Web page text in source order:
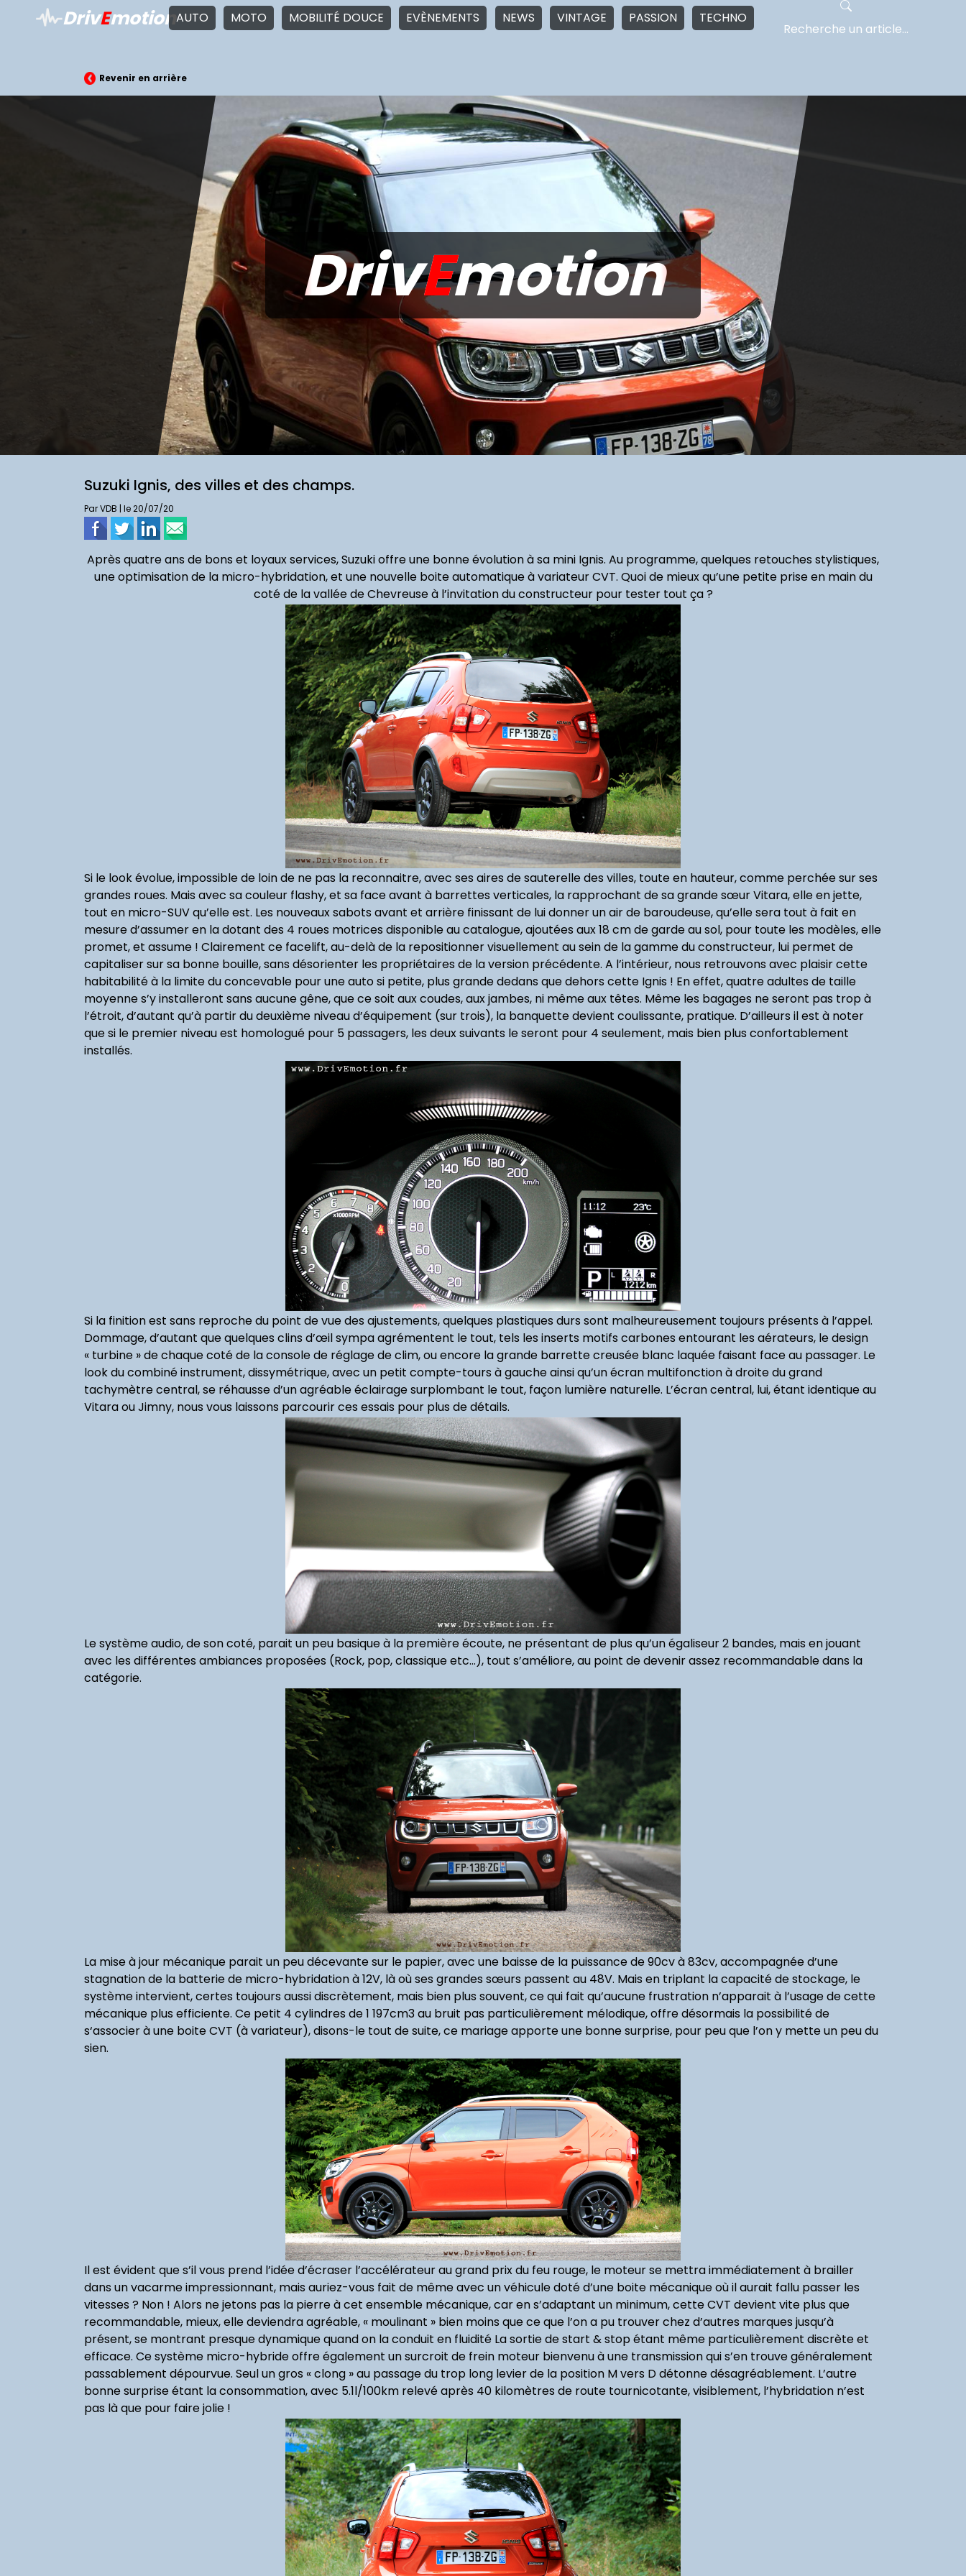
DrivEmotionAUTO MOTO MOBILITÉ DOUCE EVÈNEMENTS NEWS VINTAGE PASSION TECHNO
Revenir en arrière
DrivEmotion
Suzuki Ignis, des villes et des champs.
Par VDB | le 20/07/20
Après quatre ans de bons et loyaux services, Suzuki offre une bonne évolution à sa mini Ignis. Au programme, quelques retouches stylistiques,
une optimisation de la micro-hybridation, et une nouvelle boite automatique à variateur CVT. Quoi de mieux qu’une petite prise en main du
coté de la vallée de Chevreuse à l’invitation du constructeur pour tester tout ça ?
Si le look évolue, impossible de loin de ne pas la reconnaitre, avec ses aires de sauterelle des villes, toute en hauteur, comme perchée sur ses
grandes roues. Mais avec sa couleur flashy, et sa face avant à barrettes verticales, la rapprochant de sa grande sœur Vitara, elle en jette,
tout en micro-SUV qu’elle est. Les nouveaux sabots avant et arrière finissant de lui donner un air de baroudeuse, qu’elle sera tout à fait en
mesure d’assumer en la dotant des 4 roues motrices disponible au catalogue, ajoutées aux 18 cm de garde au sol, pour toute les modèles, elle
promet, et assume ! Clairement ce facelift, au-delà de la repositionner visuellement au sein de la gamme du constructeur, lui permet de
capitaliser sur sa bonne bouille, sans désorienter les propriétaires de la version précédente. A l’intérieur, nous retrouvons avec plaisir cette
habitabilité à la limite du concevable pour une auto si petite, plus grande dedans que dehors cette Ignis ! En effet, quatre adultes de taille
moyenne s’y installeront sans aucune gêne, que ce soit aux coudes, aux jambes, ni même aux têtes. Même les bagages ne seront pas trop à
l’étroit, d’autant qu’à partir du deuxième niveau d’équipement (sur trois), la banquette devient coulissante, pratique. D’ailleurs il est à noter
que si le premier niveau est homologué pour 5 passagers, les deux suivants le seront pour 4 seulement, mais bien plus confortablement
installés.
Si la finition est sans reproche du point de vue des ajustements, quelques plastiques durs sont malheureusement toujours présents à l’appel.
Dommage, d’autant que quelques clins d’œil sympa agrémentent le tout, tels les inserts motifs carbones entourant les aérateurs, le design
« turbine » de chaque coté de la console de réglage de clim, ou encore la grande barrette creusée blanc laquée faisant face au passager. Le
look du combiné instrument, dissymétrique, avec un petit compte-tours à gauche ainsi qu’un écran multifonction à droite du grand
tachymètre central, se réhausse d’un agréable éclairage surplombant le tout, façon lumière naturelle. L’écran central, lui, étant identique au
Vitara ou Jimny, nous vous laissons parcourir ces essais pour plus de détails.
Le système audio, de son coté, parait un peu basique à la première écoute, ne présentant de plus qu’un égaliseur 2 bandes, mais en jouant
avec les différentes ambiances proposées (Rock, pop, classique etc…), tout s’améliore, au point de devenir assez recommandable dans la
catégorie.
La mise à jour mécanique parait un peu décevante sur le papier, avec une baisse de la puissance de 90cv à 83cv, accompagnée d’une
stagnation de la batterie de micro-hybridation à 12V, là où ses grandes sœurs passent au 48V. Mais en triplant la capacité de stockage, le
système intervient, certes toujours aussi discrètement, mais bien plus souvent, ce qui fait qu’aucune frustration n’apparait à l’usage de cette
mécanique plus efficiente. Ce petit 4 cylindres de 1 197cm3 au bruit pas particulièrement mélodique, offre désormais la possibilité de
s‘associer à une boite CVT (à variateur), disons-le tout de suite, ce mariage apporte une bonne surprise, pour peu que l’on y mette un peu du
sien.
Il est évident que s’il vous prend l’idée d’écraser l’accélérateur au grand prix du feu rouge, le moteur se mettra immédiatement à brailler
dans un vacarme impressionnant, mais auriez-vous fait de même avec un véhicule doté d’une boite mécanique où il aurait fallu passer les
vitesses ? Non ! Alors ne jetons pas la pierre à cet ensemble mécanique, car en s’adaptant un minimum, cette CVT devient vite plus que
recommandable, mieux, elle deviendra agréable, « moulinant » bien moins que ce que l’on a pu trouver chez d’autres marques jusqu’à
présent, se montrant presque dynamique quand on la conduit en fluidité La sortie de start & stop étant même particulièrement discrète et
efficace. Ce système micro-hybride offre également un surcroit de frein moteur bienvenu à une transmission qui s’en trouve généralement
passablement dépourvue. Seul un gros « clong » au passage du trop long levier de la position M vers D détonne désagréablement. L’autre
bonne surprise étant la consommation, avec 5.1l/100km relevé après 40 kilomètres de route tournicotante, visiblement, l’hybridation n’est
pas là que pour faire jolie !